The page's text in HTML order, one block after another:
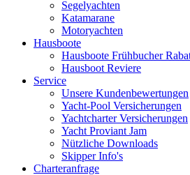
Segelyachten
Katamarane
Motoryachten
Hausboote
Hausboote Frühbucher
Hausboot Reviere
Service
Unsere Kundenbewertungen
Yacht-Pool Versicherungen
Yachtcharter Versicherungen
Yacht Proviant Jam
Nützliche Downloads
Skipper Info's
Charteranfrage